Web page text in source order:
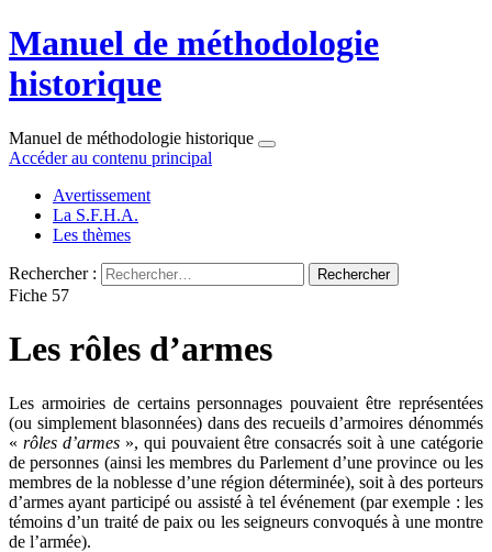
Manuel de méthodologie
historique
Manuel de méthodologie historique
Accéder au contenu principal
Avertissement
La S.F.H.A.
Les thèmes
Rechercher :
Fiche 57
Les rôles d’armes
Les armoiries de certains personnages pouvaient être représentées
(ou simplement blasonnées) dans des recueils d’armoires dénommés
« rôles d’armes », qui pouvaient être consacrés soit à une catégorie
de personnes (ainsi les membres du Parlement d’une province ou les
membres de la noblesse d’une région déterminée), soit à des porteurs
d’armes ayant participé ou assisté à tel événement (par exemple : les
témoins d’un traité de paix ou les seigneurs convoqués à une montre
de l’armée).